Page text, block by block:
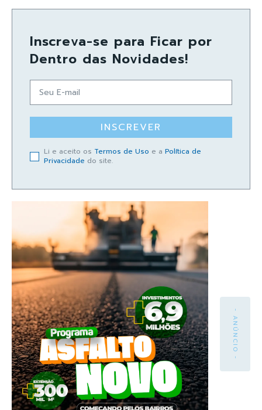
Inscreva-se para Ficar por
Dentro das Novidades!
INSCREVER
Li e aceito os Termos de Uso e a Política de
Privacidade do site.
- ANÚNCIO -